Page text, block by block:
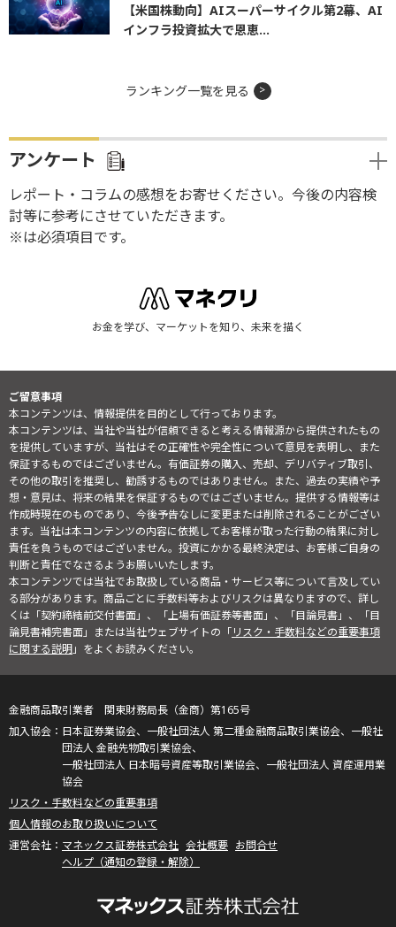
【米国株動向】AIスーパーサイクル第2幕、AI
インフラ投資拡大で恩恵...
ランキング一覧を見る
アンケート
レポート・コラムの感想をお寄せください。今後の内容検
討等に参考にさせていただきます。
※は必須項目です。
お金を学び、マーケットを知り、未来を描く
ご留意事項
本コンテンツは、情報提供を目的として行っております。
本コンテンツは、当社や当社が信頼できると考える情報源から提供されたもの
を提供していますが、当社はその正確性や完全性について意見を表明し、また
保証するものではございません。有価証券の購入、売却、デリバティブ取引、
その他の取引を推奨し、勧誘するものではありません。また、過去の実績や予
想・意見は、将来の結果を保証するものではございません。提供する情報等は
作成時現在のものであり、今後予告なしに変更または削除されることがござい
ます。当社は本コンテンツの内容に依拠してお客様が取った行動の結果に対し
責任を負うものではございません。投資にかかる最終決定は、お客様ご自身の
判断と責任でなさるようお願いいたします。
本コンテンツでは当社でお取扱している商品・サービス等について言及してい
る部分があります。商品ごとに手数料等およびリスクは異なりますので、詳し
くは「契約締結前交付書面」、「上場有価証券等書面」、「目論見書」、「目
論見書補完書面」または当社ウェブサイトの「リスク・手数料などの重要事項
に関する説明」をよくお読みください。
金融商品取引業者 関東財務局長（金商）第165号
日本証券業協会、一般社団法人 第二種金融商品取引業協会、一般社
団法人 金融先物取引業協会、
一般社団法人 日本暗号資産等取引業協会、一般社団法人 資産運用業
協会
リスク・手数料などの重要事項
個人情報のお取り扱いについて
マネックス証券株式会社 会社概要 お問合せ
ヘルプ（通知の登録・解除）